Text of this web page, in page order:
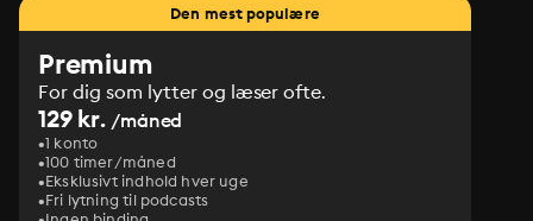
Den mest populære
Premium
For dig som lytter og læser ofte.
129 kr. /måned
1 konto
100 timer/måned
Eksklusivt indhold hver uge
Fri lytning til podcasts